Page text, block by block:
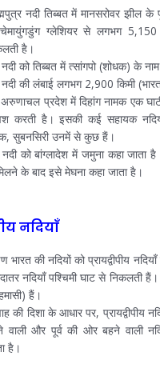
नदी तिब्बत में मानसरोवर झील के
ग्लेशियर से लगभग 5,150
है।
को तिब्बत में त्सांगपो (शोधक) के
की लंबाई लगभग 2,900 किमी
प्रदेश में दिहांग नामक एक
करती है। इसकी कई सहायक
सुबनसिरी उनमें से कुछ हैं।
को बांग्लादेश में जमुना कहा जाता
के बाद इसे मेघना कहा जाता है।
नदियाँ
भारत की नदियों को प्रायद्वीपीय
नदियाँ पश्चिमी घाट से निकलती
हैं।
की दिशा के आधार पर, प्रायद्वीपीय
वाली और पूर्व की ओर बहने वाली
है।